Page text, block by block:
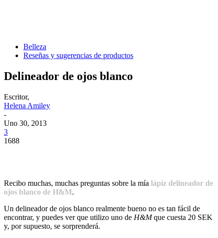
Belleza
Reseñas y sugerencias de productos
Delineador de ojos blanco
Escritor,
Helena Amiley
-
Uno 30, 2013
3
1688
Recibo muchas, muchas preguntas sobre la mía lápiz delineador de
ojos blanco de H&M.
Un delineador de ojos blanco realmente bueno no es tan fácil de
encontrar, y puedes ver que utilizo uno de H&Mque cuesta 20 SEK
y, por supuesto, se sorprenderá.